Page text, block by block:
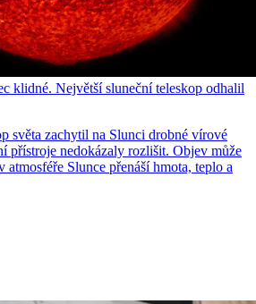
klidné. Největší sluneční teleskop odhalil
světa zachytil na Slunci drobné vírové
přístroje nedokázaly rozlišit. Objev může
Slunce přenáší hmota, teplo a